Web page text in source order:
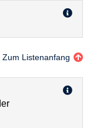
Zum Listenanfang